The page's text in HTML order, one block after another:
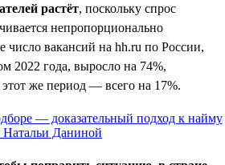
растёт, поскольку спрос
непропорционально
число вакансий на hh.ru по России,
2022 года, выросло на 74%,
этот же период — всего на 17%.